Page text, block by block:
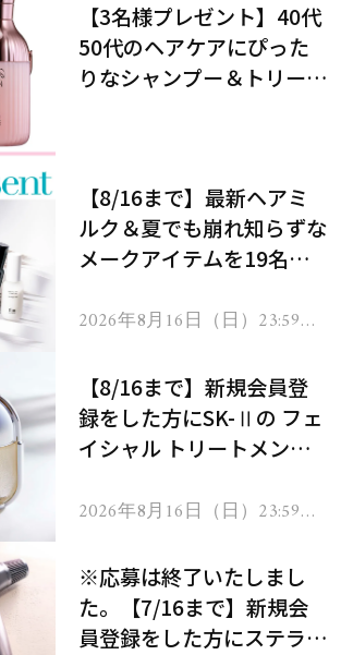
【3名様プレゼント】40代
50代のヘアケアにぴった
りなシャンプー＆トリート
【8/16まで】最新ヘアミ
ルク＆夏でも崩れ知らずな
メークアイテムを19名様
2026年8月16日（日）23:59ま
【8/16まで】新規会員登
録をした方にSK-Ⅱの フェ
イシャル トリートメント
2026年8月16日（日）23:59ま
※応募は終了いたしまし
た。【7/16まで】新規会
員登録をした方にステラボ